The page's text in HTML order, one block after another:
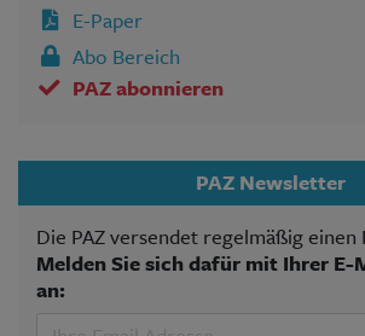
E-Paper
Abo Bereich
PAZ abonnieren
PAZ Newsletter
Die PAZ versendet regelmäßig
Melden Sie sich dafür mit Ihrer E-
an: